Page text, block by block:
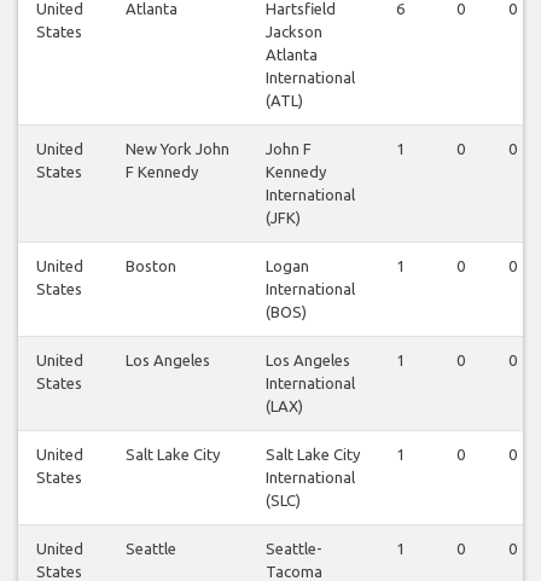
United
States
Atlanta
Hartsfield
Jackson
Atlanta
International
(ATL)
6 0 0
United
States
New York John
F Kennedy
John F
Kennedy
International
(JFK)
1 0 0
United
States
Boston
Logan
International
(BOS)
1 0 0
United
States
Los Angeles
Los Angeles
International
(LAX)
1 0 0
United
States
Salt Lake City
Salt Lake City
International
(SLC)
1 0 0
United
States
Seattle
Seattle-
Tacoma
1 0 0